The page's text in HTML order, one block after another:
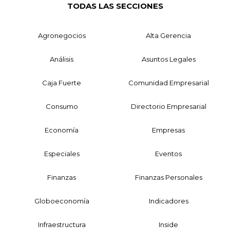
TODAS LAS SECCIONES
Agronegocios Alta Gerencia
Análisis Asuntos Legales
Caja Fuerte Comunidad Empresarial
Consumo Directorio Empresarial
Economía Empresas
Especiales Eventos
Finanzas Finanzas Personales
Globoeconomía Indicadores
Infraestructura Inside